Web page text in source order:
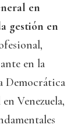
en
gestión en
en la
Democrática
Venezuela,